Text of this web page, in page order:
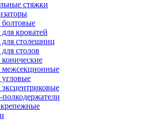
стяжки
кроватей
столешниц
столов